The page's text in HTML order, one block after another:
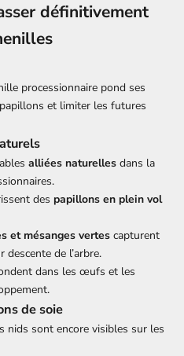
définitivement
processionnaire pond ses
et limiter les futures
alliées naturelles dans la
des papillons en plein vol
et mésanges vertes capturent
de l’arbre.
dans les œufs et les
de soie
nids sont encore visibles sur les